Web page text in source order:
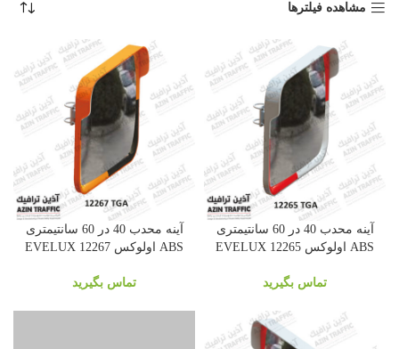
مشاهده فیلترها
آینه محدب 40 در 60 سانتیمتری
ABS اولوکس 12265 EVELUX
تماس بگیرید
آینه محدب 40 در 60 سانتیمتری
ABS اولوکس 12267 EVELUX
تماس بگیرید